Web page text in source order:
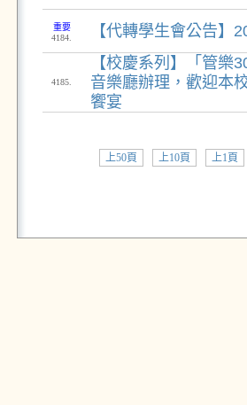
重要
4184.
【代轉學生會公告】
4185.
【校慶系列】「管樂
音樂廳辦理，歡迎本
饗宴
上50頁 上10頁 上1頁